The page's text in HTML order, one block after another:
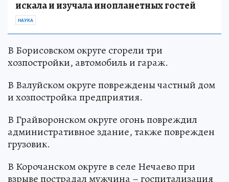
искала и изучала инопланетных гостей
НАУКА
В Борисовском округе сгорели три
хозпостройки, автомобиль и гараж.
В Валуйском округе повреждены частный дом
и хозпостройка предприятия.
В Грайворонском округе огонь повреждил
административное здание, также поврежден
грузовик.
В Корочанском округе в селе Нечаево при
взрыве пострадал мужчина – госпитализация